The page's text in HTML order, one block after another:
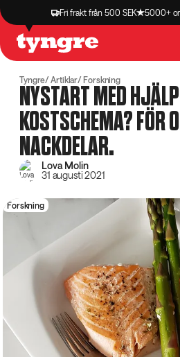
Fri frakt från 500 SEK 5000+
Butik Recept
Tyngre Artiklar Forskning
NYSTART MED
KOSTSCHEMA? FÖR
NACKDELAR.
Lova Molin
31 augusti 2021
Forskning